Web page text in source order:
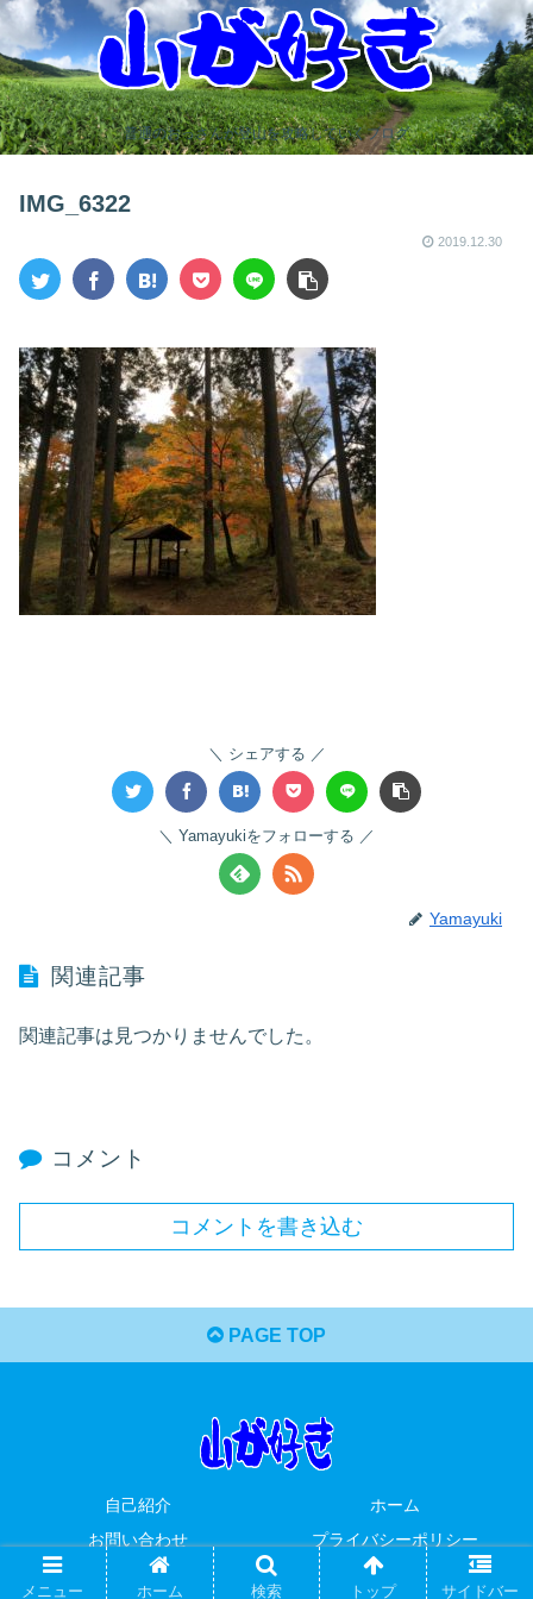
普通のおっさんが登山を攻略していくブログ
IMG_6322
2019.12.30
シェアする
Yamayukiをフォローする
Yamayuki
関連記事
関連記事は見つかりませんでした。
コメント
コメントを書き込む
PAGE TOP
自己紹介
ホーム
お問い合わせ
プライバシーポリシー
© 2019 山が好き.
メニュー ホーム 検索 トップ サイドバー